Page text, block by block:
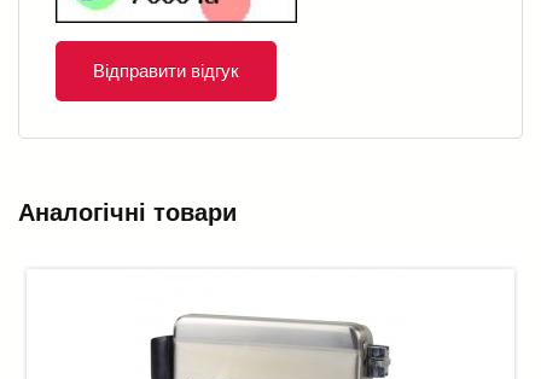
Відправити відгук
Аналогічні товари